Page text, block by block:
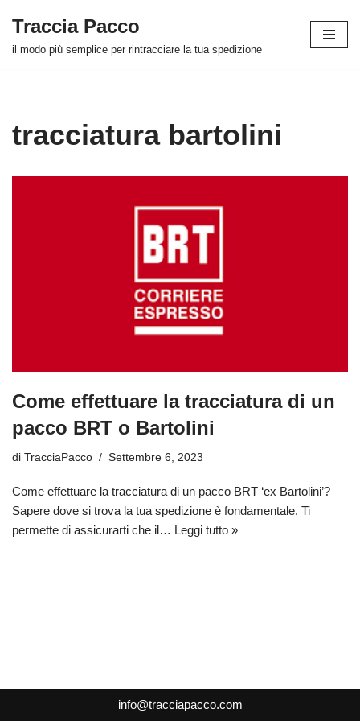
Vai
Traccia Pacco
il modo più semplice per rintracciare la tua spedizione
tracciatura bartolini
Come effettuare la tracciatura di un
pacco BRT o Bartolini
di TracciaPacco Settembre 6, 2023
Come effettuare la tracciatura di un pacco BRT ‘ex Bartolini’?
Sapere dove si trova la tua spedizione è fondamentale. Ti
permette di assicurarti che il… Leggi tutto »
info@tracciapacco.com